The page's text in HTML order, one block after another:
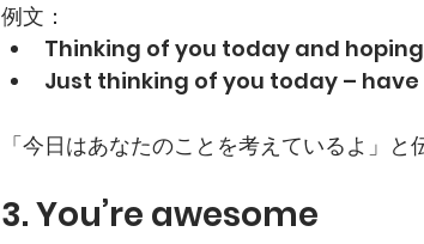
例文：
Thinking of you today and
Just thinking of you today – have
「今日はあなたのことを考えているよ」
3. You’re awesome